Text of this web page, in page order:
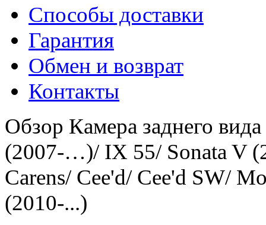
Способы доставки
Гарантия
Обмен и возврат
Контакты
Обзор Камера заднего
(2007-…)/ IX 55/ Sonata V
Carens/ Cee'd/ Cee'd SW/
(2010-...)